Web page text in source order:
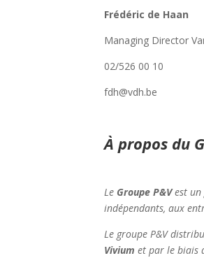
Frédéric de Haan
Managing Director
02/526 00 10
fdh@vdh.be
À propos du
Le Groupe P&Vest un
indépendants, aux
Le groupe P&V
Vivium et par le biais